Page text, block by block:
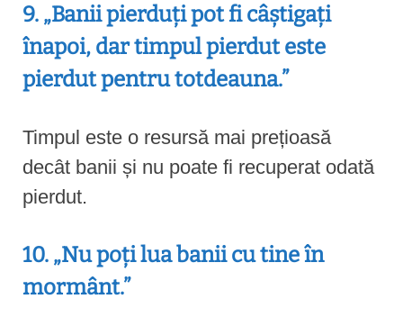
9. „Banii pierduți pot fi câștigați
înapoi, dar timpul pierdut este
pierdut pentru totdeauna.”
Timpul este o resursă mai prețioasă
decât banii și nu poate fi recuperat odată
pierdut.
10. „Nu poți lua banii cu tine în
mormânt.”